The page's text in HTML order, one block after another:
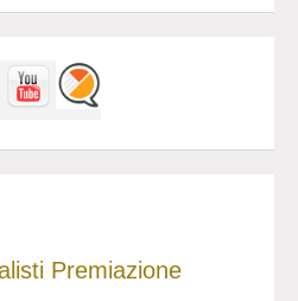
Premiazione